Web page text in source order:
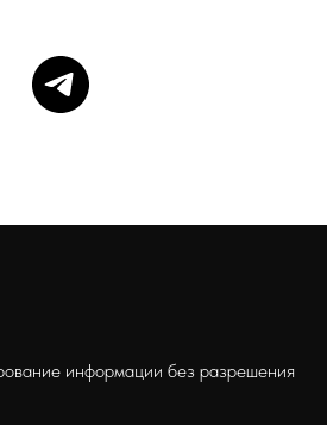
информации без разрешения